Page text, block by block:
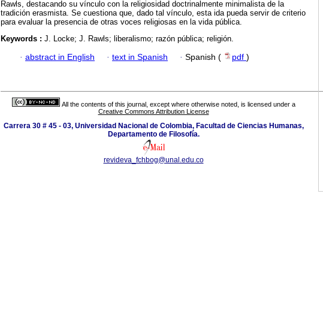
Rawls, destacando su vínculo con la religiosidad doctrinalmente minimalista de la
tradición erasmista. Se cuestiona que, dado tal vínculo, esta ida pueda servir de criterio
para evaluar la presencia de otras voces religiosas en la vida pública.
Keywords : J. Locke; J. Rawls; liberalismo; razón pública; religión.
· abstract in English · text in Spanish · Spanish ( pdf )
All the contents of this journal, except where otherwise noted, is licensed under a
Creative Commons Attribution License
Carrera 30 # 45 - 03, Universidad Nacional de Colombia, Facultad de Ciencias Humanas,
Departamento de Filosofía.
revideva_fchbog@unal.edu.co